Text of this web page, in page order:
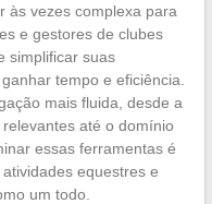
às vezes complexa para
e gestores de clubes
simplificar suas
tempo e eficiência.
mais fluida, desde a
até o domínio
essas ferramentas é
equestres e
um todo.